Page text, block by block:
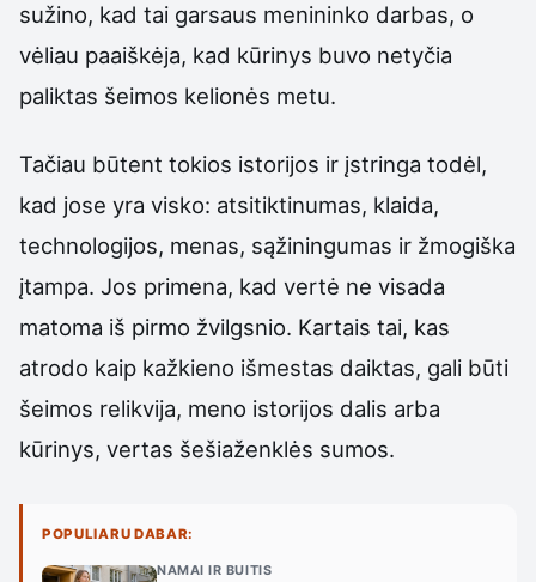
sužino, kad tai garsaus menininko darbas, o
vėliau paaiškėja, kad kūrinys buvo netyčia
paliktas šeimos kelionės metu.
Tačiau būtent tokios istorijos ir įstringa todėl,
kad jose yra visko: atsitiktinumas, klaida,
technologijos, menas, sąžiningumas ir žmogiška
įtampa. Jos primena, kad vertė ne visada
matoma iš pirmo žvilgsnio. Kartais tai, kas
atrodo kaip kažkieno išmestas daiktas, gali būti
šeimos relikvija, meno istorijos dalis arba
kūrinys, vertas šešiaženklės sumos.
POPULIARU DABAR:
NAMAI IR BUITIS